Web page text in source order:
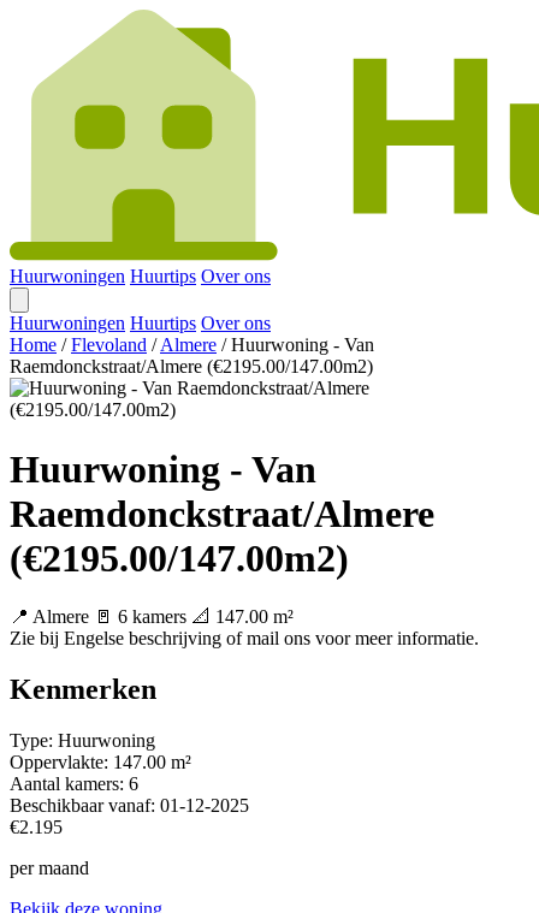
Huurwoningen Huurtips Over ons
Huurwoningen Huurtips Over ons
Home / Flevoland /Almere / Huurwoning - Van
Raemdonckstraat/Almere (€2195.00/147.00m2)
Huurwoning - Van
Raemdonckstraat/Almere
(€2195.00/147.00m2)
📍 Almere 🚪 6 kamers 📐 147.00 m²
Zie bij Engelse beschrijving of mail ons voor meer informatie.
Kenmerken
Type: Huurwoning
Oppervlakte: 147.00 m²
Aantal kamers: 6
Beschikbaar vanaf: 01-12-2025
€2.195
per maand